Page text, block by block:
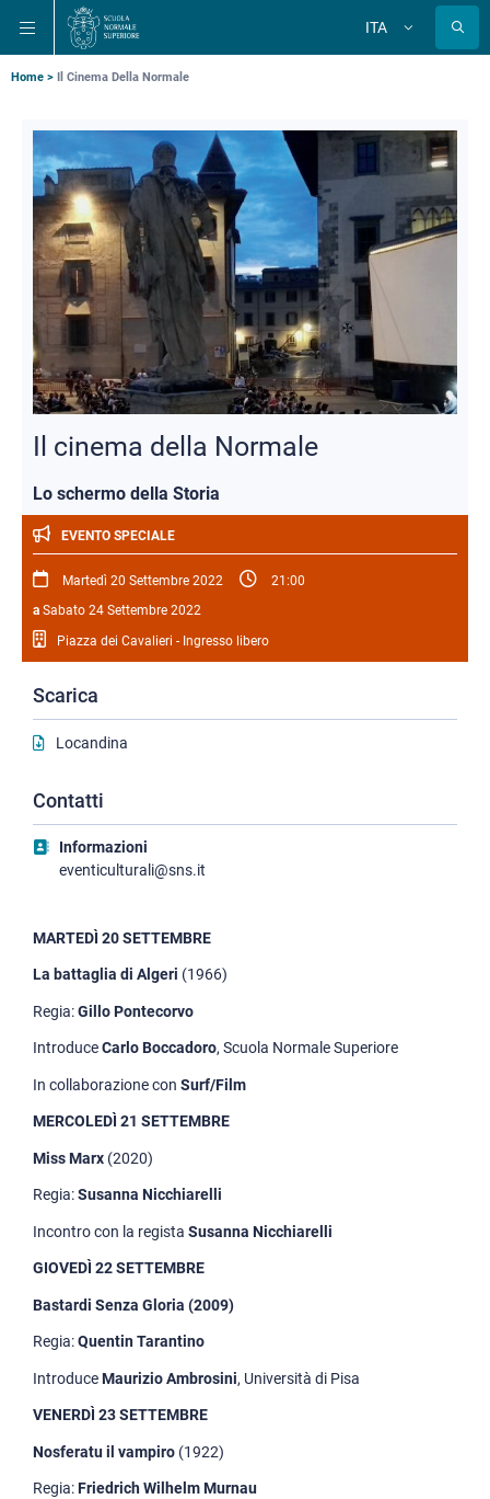
alla
navigazione
principale
contenuto
principale
alla
ricerca
principale
ITA
Briciole
pane
Home Il Cinema Della Normale
Il cinema della Normale
Lo schermo della Storia
EVENTO SPECIALE
Martedì 20 Settembre 2022
21:00
a Sabato 24 Settembre 2022
Piazza dei Cavalieri - Ingresso libero
Scarica
Locandina
Contatti
Informazioni
eventiculturali@sns.it
MARTEDÌ 20 SETTEMBRE
La battaglia di Algeri (1966)
Regia:Gillo Pontecorvo
IntroduceCarlo Boccadoro, Scuola Normale Superiore
In collaborazione con Surf/Film
MERCOLEDÌ 21 SETTEMBRE
Miss Marx (2020)
Regia:Susanna Nicchiarelli
Incontro con la regista Susanna Nicchiarelli
GIOVEDÌ 22 SETTEMBRE
Bastardi Senza Gloria (2009)
Regia:Quentin Tarantino
IntroduceMaurizio Ambrosini, Università di Pisa
VENERDÌ 23 SETTEMBRE
Nosferatu il vampiro (1922)
Regia:Friedrich Wilhelm Murnau